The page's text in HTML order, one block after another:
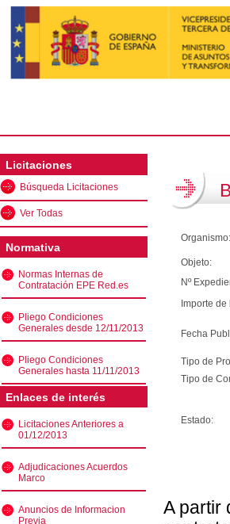
Licitaciones
Búsqueda Licitaciones
Ver Todas
Normativa
Normas Internas de
Contratación EPE Red.es
Pliego Condiciones
Generales desde 12/11/2013
Pliego Condiciones
Generales hasta 11/11/2013
Enlaces de interés
Licitaciones Anteriores a
01/12/2013
Adjudicaciones Acuerdos
Marco
Anuncios de Informacion
Previa
Organismo:
Objeto:
Nº
Importe
Fecha
Tipo de
Tipo de
Estado:
A partir